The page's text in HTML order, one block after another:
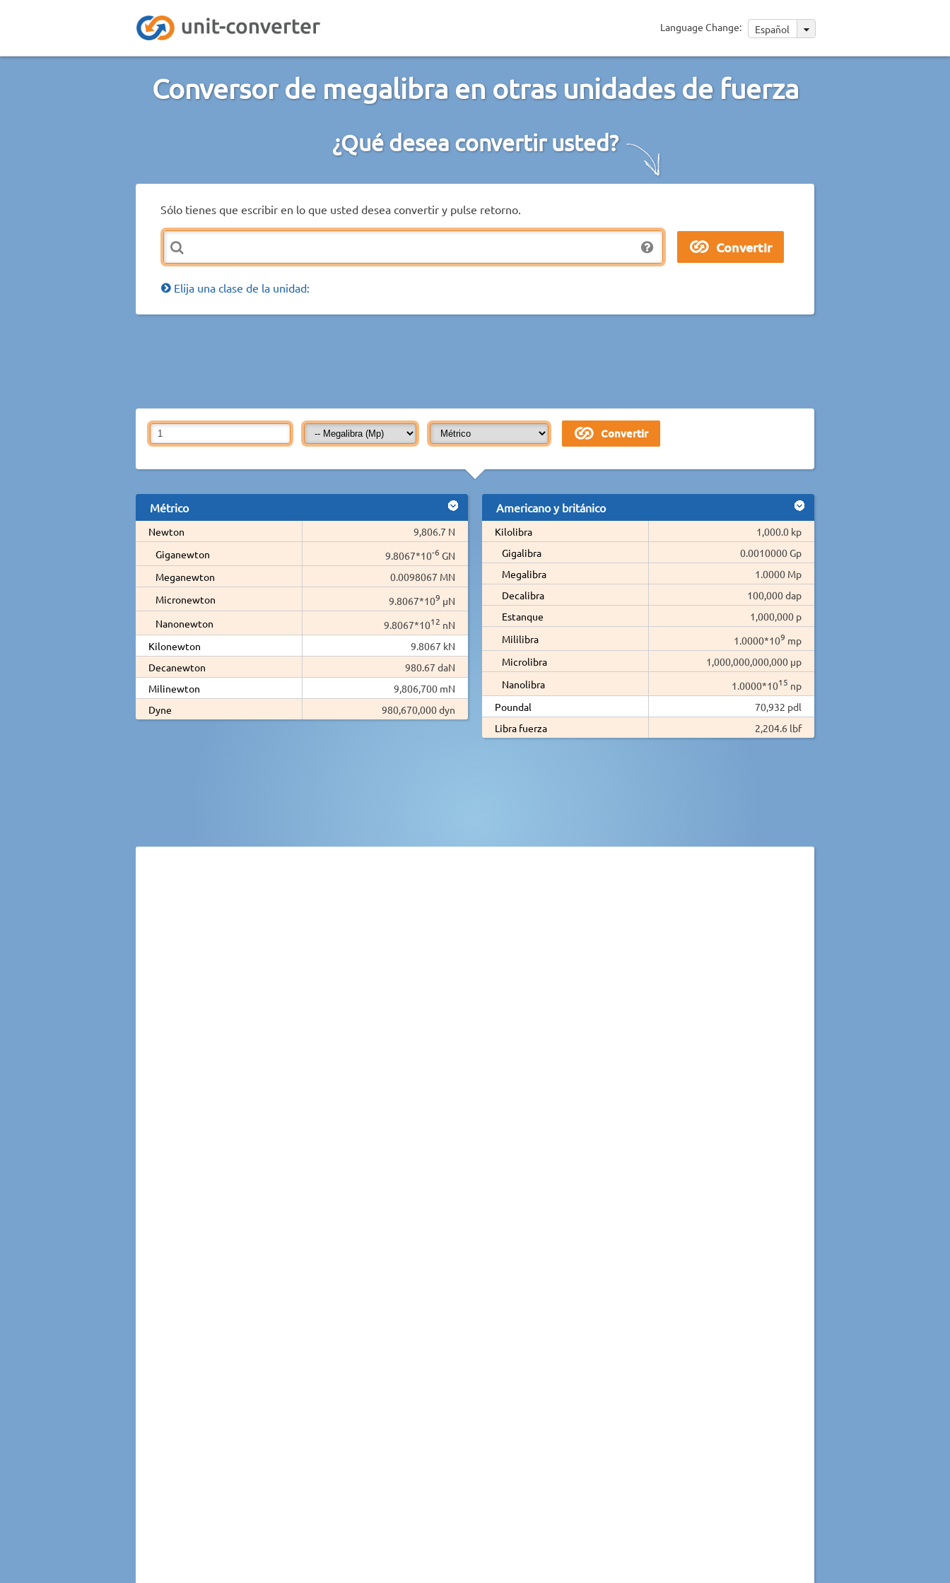
Language Change: Español
Conversor de megalibra en otras unidades de fuerza
¿Qué desea convertir usted?
Sólo tienes que escribir en lo que usted desea convertir y pulse retorno.
Elija una clase de la unidad:
Métrico
Newton
9,806.7 N
Giganewton
9.8067*10-6 GN
Meganewton
0.0098067 MN
Micronewton
9.8067*109 µN
Nanonewton
9.8067*1012 nN
Kilonewton
9.8067 kN
Decanewton
980.67 daN
Milinewton
9,806,700 mN
Dyne
980,670,000 dyn
Americano y británico
Kilolibra
1,000.0 kp
Gigalibra
0.0010000 Gp
Megalibra
1.0000 Mp
Decalibra
100,000 dap
Estanque
1,000,000 p
Mililibra
1.0000*109 mp
Microlibra
1,000,000,000,000 µp
Nanolibra
1.0000*1015 np
Poundal
70,932 pdl
Libra fuerza
2,204.6 lbf